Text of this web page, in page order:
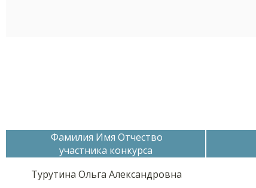
Фамилия Имя Отчество
участника конкурса
Турутина Ольга Александровна